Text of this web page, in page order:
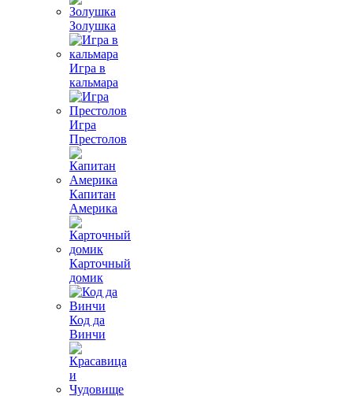
Золушка
Игра в
кальмара
Игра
Престолов
Капитан
Америка
Карточный
домик
Код да
Винчи